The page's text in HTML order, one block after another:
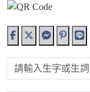
請輸入生字或生詞